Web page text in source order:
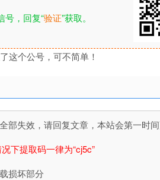
号，回复“验证”获取。
这个公号，可不简单！
失效，请回复文章，本站会第一时间
下提取码一律为“cj5c”
损坏部分